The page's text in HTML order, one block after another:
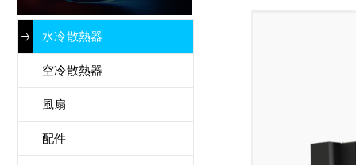
水冷散熱器
空冷散熱器
風扇
配件